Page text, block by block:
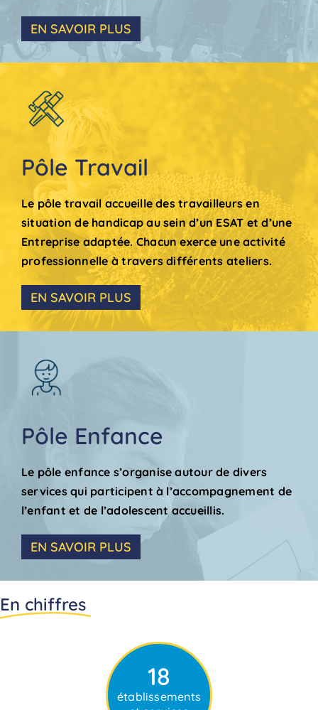
EN SAVOIR PLUS
Pôle Enfance
Le pôle enfance s’organise autour de divers
services qui participent à l’accompagnement de
l’enfant et de l’adolescent accueillis.
EN SAVOIR PLUS
Pôle Travail
Le pôle travail accueille des travailleurs en
situation de handicap au sein d’un ESAT et d’une
Entreprise adaptée. Chacun exerce une activité
professionnelle à travers différents ateliers.
EN SAVOIR PLUS
En chiffres
18
établissements